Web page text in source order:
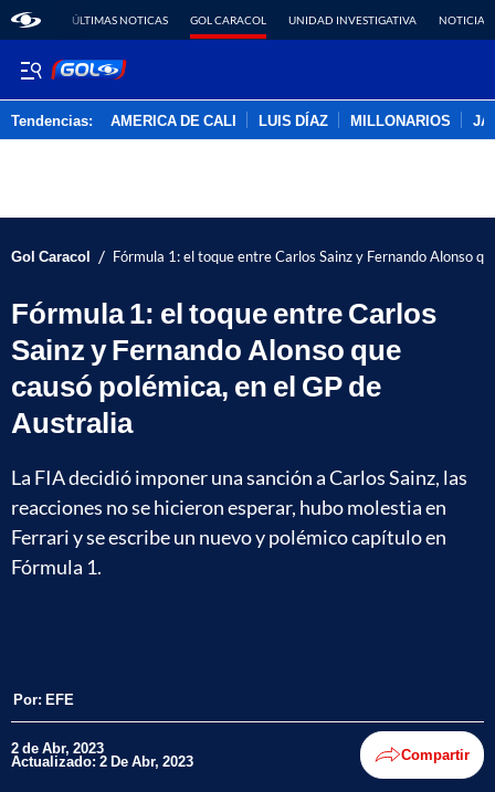
ÚLTIMAS NOTICAS GOL CARACOL UNIDAD INVESTIGATIVA NOTICIAS
Tendencias: AMERICA DE CALI LUIS DÍAZ MILLONARIOS
Gol Caracol / Fórmula 1: el toque entre Carlos Sainz y Fernando Alonso
Fórmula 1: el toque entre Carlos
Sainz y Fernando Alonso que
causó polémica, en el GP de
Australia
La FIA decidió imponer una sanción a Carlos Sainz, las
reacciones no se hicieron esperar, hubo molestia en
Ferrari y se escribe un nuevo y polémico capítulo en
Fórmula 1.
Por: EFE
2 de Abr, 2023
Actualizado: 2 De Abr, 2023 Compartir